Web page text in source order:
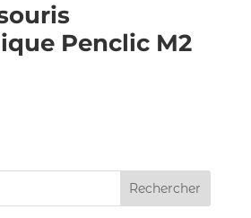
Penclic M2
Rechercher